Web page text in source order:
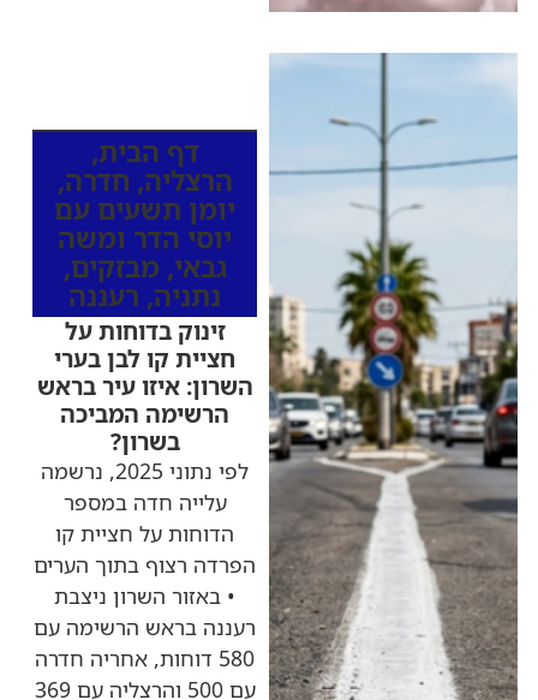
דף הבית,
הרצליה, חדרה,
יומן תשעים עם
יוסי הדר ומשה
גבאי, מבזקים,
נתניה, רעננה
זינוק בדוחות על
חציית קו לבן בערי
השרון: איזו עיר בראש
הרשימה המביכה
בשרון?
לפי נתוני 2025, נרשמה
עלייה חדה במספר
הדוחות על חציית קו
הפרדה רצוף בתוך הערים
• באזור השרון ניצבת
רעננה בראש הרשימה עם
580 דוחות, אחריה חדרה
עם 500 והרצליה עם 369